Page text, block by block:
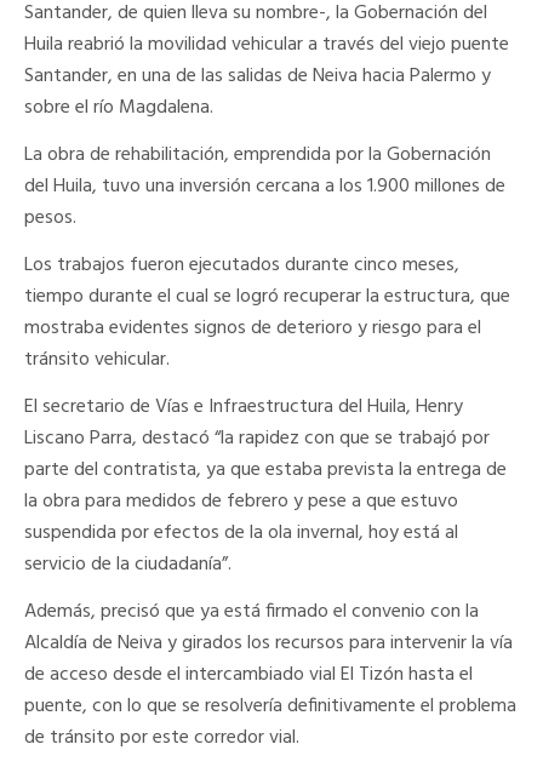
Santander, de quien lleva su nombre-, la Gobernación del
Huila reabrió la movilidad vehicular a través del viejo puente
Santander, en una de las salidas de Neiva hacia Palermo y
sobre el río Magdalena.
La obra de rehabilitación, emprendida por la Gobernación
del Huila, tuvo una inversión cercana a los 1.900 millones de
pesos.
Los trabajos fueron ejecutados durante cinco meses,
tiempo durante el cual se logró recuperar la estructura, que
mostraba evidentes signos de deterioro y riesgo para el
tránsito vehicular.
El secretario de Vías e Infraestructura del Huila, Henry
Liscano Parra, destacó “la rapidez con que se trabajó por
parte del contratista, ya que estaba prevista la entrega de
la obra para medidos de febrero y pese a que estuvo
suspendida por efectos de la ola invernal, hoy está al
servicio de la ciudadanía”.
Además, precisó que ya está firmado el convenio con la
Alcaldía de Neiva y girados los recursos para intervenir la vía
de acceso desde el intercambiado vial El Tizón hasta el
puente, con lo que se resolvería definitivamente el problema
de tránsito por este corredor vial.